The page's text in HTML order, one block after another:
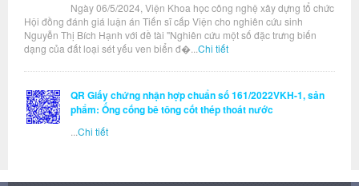
Ngày 06/5/2024, Viện Khoa học công nghệ xây dựng tổ chức
Hội đồng đánh giá luận án Tiến sĩ cấp Viện cho nghiên cứu sinh
Nguyễn Thị Bích Hạnh với đề tài "Nghiên cứu một số đặc trưng biến
dạng của đất loại sét yếu ven biển đ�... Chi tiết
QR Giấy chứng nhận hợp chuẩn số 161/2022VKH-1, sản
phẩm: Ống cống bê tông cốt thép thoát nước
Chi tiết